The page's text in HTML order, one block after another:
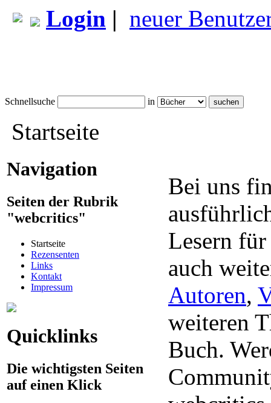
Login | neuer
Schnellsuche in
Startseite
Navigation
Seiten der Rubrik
"webcritics"
Startseite
Rezensenten
Links
Kontakt
Impressum
Quicklinks
Die wichtigsten Seiten
auf einen Klick
Bei uns
Lesern für
auch
Autoren,
weiteren
Buch.